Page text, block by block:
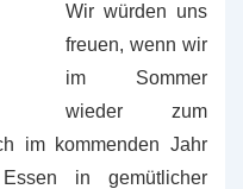
Wir würden uns
freuen, wenn wir
im Sommer
wieder zum
im kommenden Jahr
in gemütlicher